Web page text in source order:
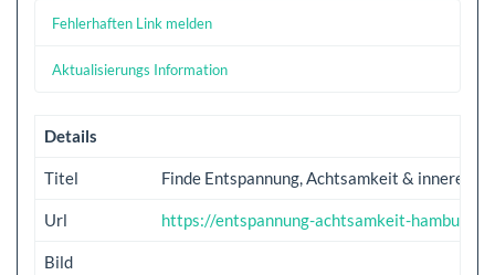
Fehlerhaften Link melden
Aktualisierungs Information
Details
Titel Finde Entspannung, Achtsamkeit & innere
Url https://entspannung-achtsamkeit-hamburg.de
Bild